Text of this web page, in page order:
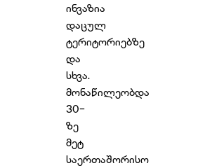
ინვაზია
დაცულ
ტერიტორიებზე
და
სხვა.
მონაწილეობდა
30-
ზე
მეტ
საერთაშორისო